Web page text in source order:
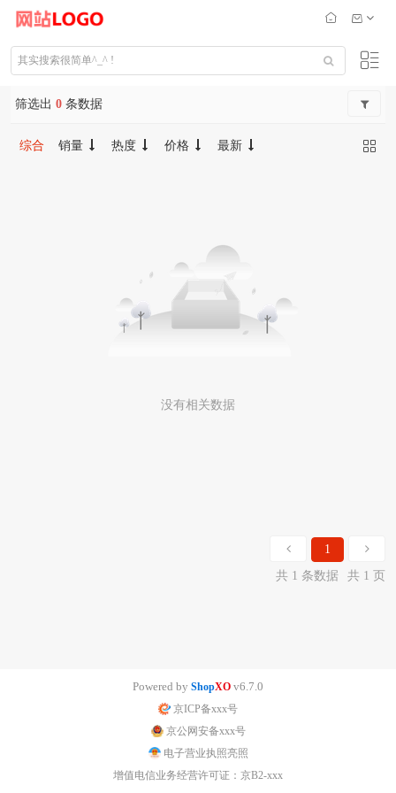
筛选出 0 条数据
综合 销量 热度 价格 最新
没有相关数据
1
共 1 条数据
共 1 页
Powered by ShopXO v6.7.0
京ICP备xxx号
京公网安备xxx号
电子营业执照亮照
增值电信业务经营许可证：京B2-xxx